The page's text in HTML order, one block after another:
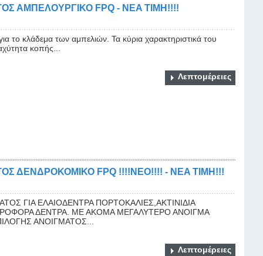
ΑΜΠΕΛΟΥΡΓΙΚΟ FPQ - NEA TIMH!!!!
το κλάδεμα των αμπελιών. Τα κύρια χαρακτηριστικά του
κοπής...
Λεπτομέρειες
ΔΕΝΔΡΟΚΟΜΙΚΟ FPQ !!!!ΝΕΟ!!!! - NEA TIMH!!!
ΓΙΑ ΕΛΑΙΟΔΕΝΤΡΑ ΠΟΡΤΟΚΑΛΙΕΣ,ΑΚΤΙΝΙΔΙΑ
ΔΕΝΤΡΑ. ΜΕ ΑΚΟΜΑ ΜΕΓΑΛΥΤΕΡΟ ΑΝΟΙΓΜΑ
ΑΝΟΙΓΜΑΤΟΣ...
Λεπτομέρειες